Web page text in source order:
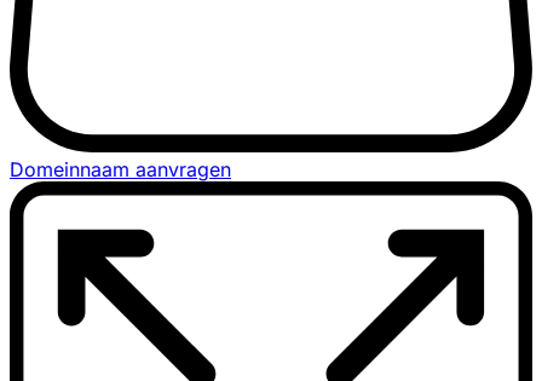
Domeinnaam aanvragen